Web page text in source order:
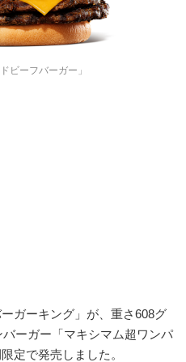
ビーフバーガー」
ガーキング」が、重さ608グ
ーガー「マキシマム超ワンパ
定で発売しました。